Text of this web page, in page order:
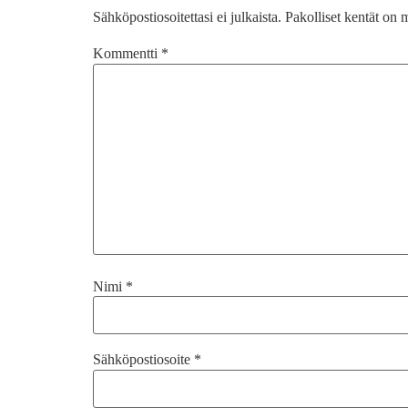
Sähköpostiosoitettasi ei julkaista. Pakolliset kentät on
Kommentti *
Nimi *
Sähköpostiosoite *